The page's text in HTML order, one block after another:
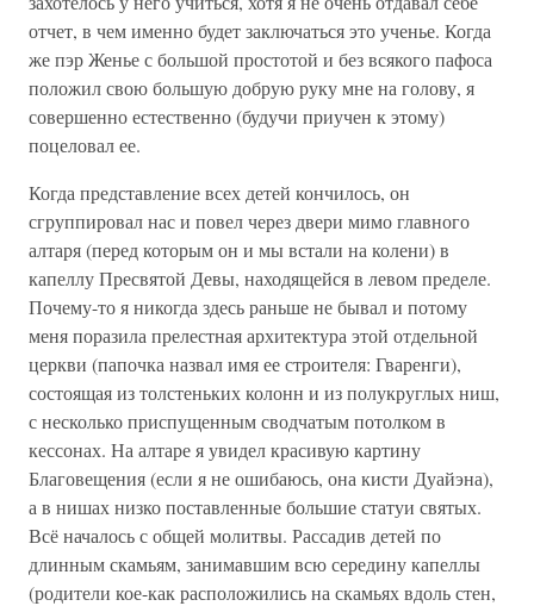
отчет, в чем именно будет заключаться это ученье. Когда
же пэр Женье с большой простотой и без всякого пафоса
положил свою большую добрую руку мне на голову, я
совершенно естественно (будучи приучен к этому)
поцеловал ее.
Когда представление всех детей кончилось, он
сгруппировал нас и повел через двери мимо главного
алтаря (перед которым он и мы встали на колени) в
капеллу Пресвятой Девы, находящейся в левом пределе.
Почему-то я никогда здесь раньше не бывал и потому
меня поразила прелестная архитектура этой отдельной
церкви (папочка назвал имя ее строителя: Гваренги),
состоящая из толстеньких колонн и из полукруглых ниш,
с несколько приспущенным сводчатым потолком в
кессонах. На алтаре я увидел красивую картину
Благовещения (если я не ошибаюсь, она кисти Дуайэна),
а в нишах низко поставленные большие статуи святых.
Всё началось с общей молитвы. Рассадив детей по
длинным скамьям, занимавшим всю середину капеллы
(родители кое-как расположились на скамьях вдоль стен,